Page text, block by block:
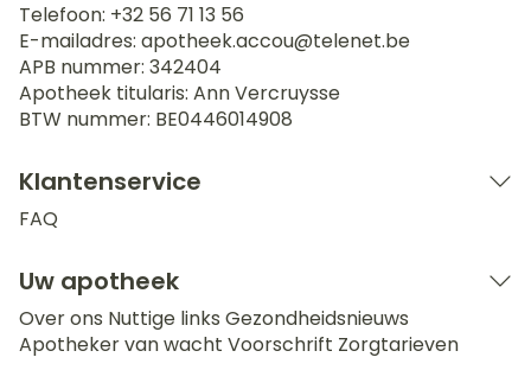
Telefoon: +32 56 71 13 56
E-mailadres: apotheek.accou@telenet.be
APB nummer: 342404
Apotheek titularis: Ann Vercruysse
BTW nummer: BE0446014908
Klantenservice
FAQ
Uw apotheek
Over ons Nuttige links Gezondheidsnieuws
Apotheker van wacht Voorschrift Zorgtarieven